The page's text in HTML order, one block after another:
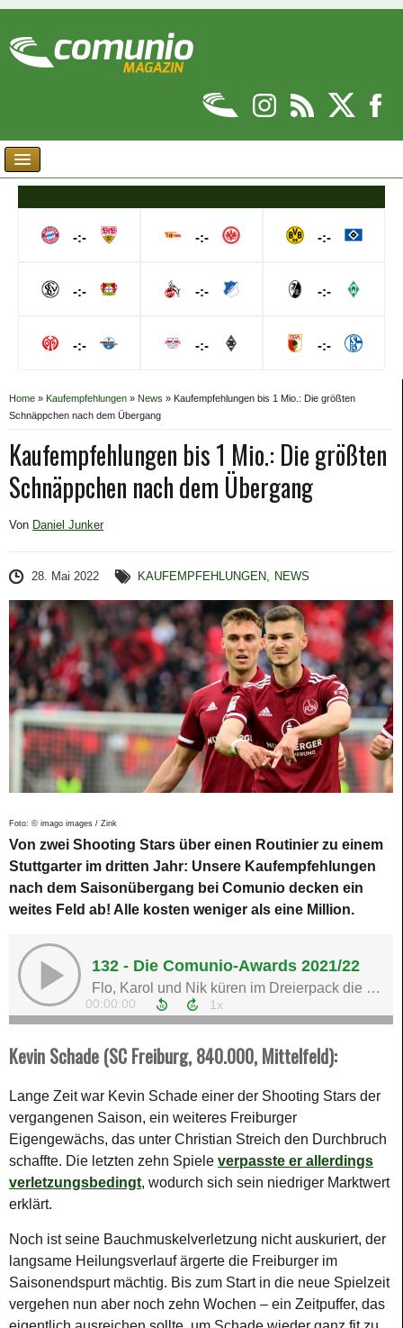
-:-
-:-
-:-
-:-
-:-
-:-
-:-
-:-
-:-
Home » Kaufempfehlungen » News » Kaufempfehlungen bis 1 Mio.: Die größten
Schnäppchen nach dem Übergang
Kaufempfehlungen bis 1 Mio.: Die größten
Schnäppchen nach dem Übergang
Von Daniel Junker
28. Mai 2022 KAUFEMPFEHLUNGEN, NEWS
Foto: © imago images / Zink
Von zwei Shooting Stars über einen Routinier zu einem
Stuttgarter im dritten Jahr: Unsere Kaufempfehlungen
nach dem Saisonübergang bei Comunio decken ein
weites Feld ab! Alle kosten weniger als eine Million.
Kevin Schade (SC Freiburg, 840.000, Mittelfeld):
Lange Zeit war Kevin Schade einer der Shooting Stars der
vergangenen Saison, ein weiteres Freiburger
Eigengewächs, das unter Christian Streich den Durchbruch
schaffte. Die letzten zehn Spiele verpasste er allerdings
verletzungsbedingt, wodurch sich sein niedriger Marktwert
erklärt.
Noch ist seine Bauchmuskelverletzung nicht auskuriert, der
langsame Heilungsverlauf ärgerte die Freiburger im
Saisonendspurt mächtig. Bis zum Start in die neue Spielzeit
vergehen nun aber noch zehn Wochen – ein Zeitpuffer, das